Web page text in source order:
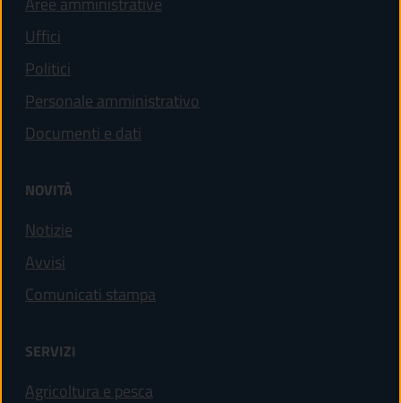
Uffici
Politici
Personale amministrativo
Documenti e dati
NOVITÀ
Notizie
Avvisi
Comunicati stampa
SERVIZI
Agricoltura e pesca